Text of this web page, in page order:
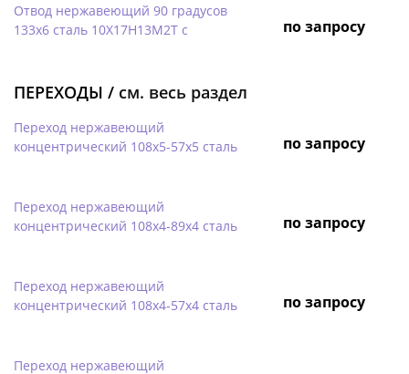
Отвод нержавеющий 90 градусов
133х6 сталь 10Х17Н13М2Т с
по запросу
ПЕРЕХОДЫ / см. весь раздел
Переход нержавеющий
концентрический 108х5-57х5 сталь
по запросу
Переход нержавеющий
концентрический 108х4-89х4 сталь
по запросу
Переход нержавеющий
концентрический 108х4-57х4 сталь
по запросу
Переход нержавеющий